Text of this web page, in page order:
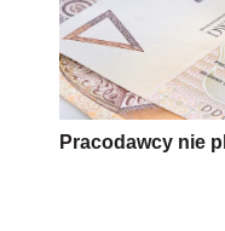
Pracodawcy nie